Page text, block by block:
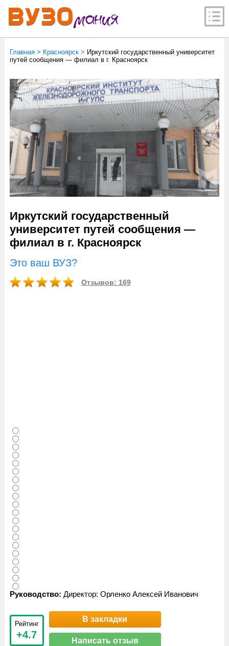
Главная> Красноярск> Иркутский государственный университет
путей сообщения — филиал в г. Красноярск
Иркутский государственный
университет путей сообщения —
филиал в г. Красноярск
Это ваш ВУЗ?
Отзывов: 169
Руководство: Директор: Орленко Алексей Иванович
Рейтинг
+4.7
В закладки
Написать отзыв